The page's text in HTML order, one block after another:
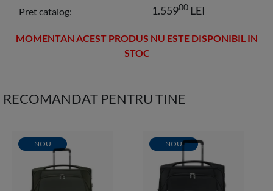
Pret catalog: 1.55900 LEI
MOMENTAN ACEST PRODUS NU ESTE DISPONIBIL IN
STOC
RECOMANDAT PENTRU TINE
NOU NOU